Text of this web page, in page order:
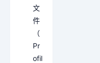
文
件
（
Pr
ofil